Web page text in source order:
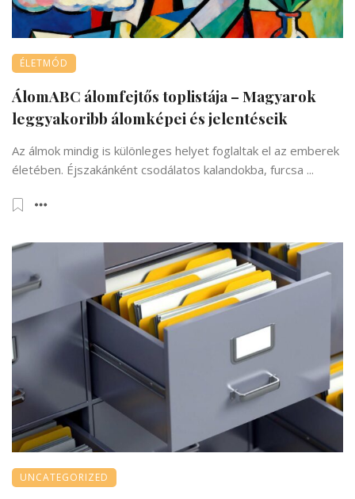
ÉLETMÓD
ÁlomABC álomfejtős toplistája – Magyarok
leggyakoribb álomképei és jelentéseik
Az álmok mindig is különleges helyet foglaltak el az emberek
életében. Éjszakánként csodálatos kalandokba, furcsa ...
UNCATEGORIZED